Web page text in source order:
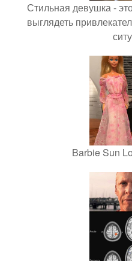
Стильная девушка -
выглядеть
Barbie Sun